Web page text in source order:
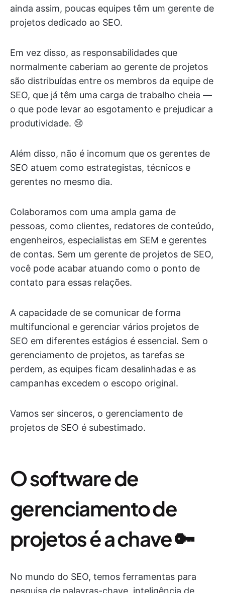
ainda assim, poucas equipes têm um gerente de
projetos dedicado ao SEO.
Em vez disso, as responsabilidades que
normalmente caberiam ao gerente de projetos
são distribuídas entre os membros da equipe de
SEO, que já têm uma carga de trabalho cheia —
o que pode levar ao esgotamento e prejudicar a
produtividade. 😢
Além disso, não é incomum que os gerentes de
SEO atuem como estrategistas, técnicos e
gerentes no mesmo dia.
Colaboramos com uma ampla gama de
pessoas, como clientes, redatores de conteúdo,
engenheiros, especialistas em SEM e gerentes
de contas. Sem um gerente de projetos de SEO,
você pode acabar atuando como o ponto de
contato para essas relações.
A capacidade de se comunicar de forma
multifuncional e gerenciar vários projetos de
SEO em diferentes estágios é essencial. Sem o
gerenciamento de projetos, as tarefas se
perdem, as equipes ficam desalinhadas e as
campanhas excedem o escopo original.
Vamos ser sinceros, o gerenciamento de
projetos de SEO é subestimado.
O software de
gerenciamento de
projetos é a chave 🔑
No mundo do SEO, temos ferramentas para
pesquisa de palavras-chave, inteligência de